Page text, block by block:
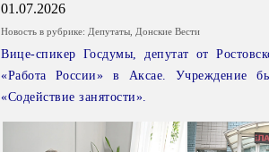
01.07.2026
Новость в рубрике: Депутаты Донские Вести
Вице-спикер Госдумы, депутат от
«Работа России» в Аксае. Учреждение
«Содействие занятости».